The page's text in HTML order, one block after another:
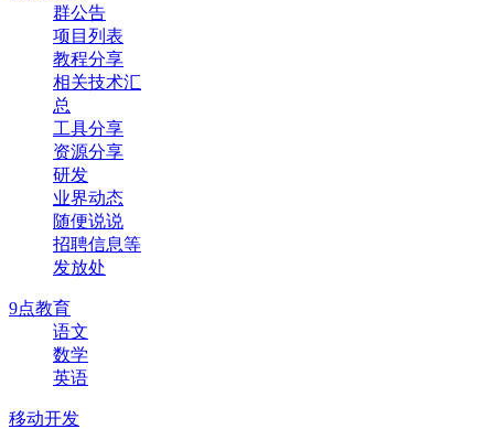
群公告
项目列表
教程分享
相关技术汇
总
工具分享
资源分享
研发
业界动态
随便说说
招聘信息等
发放处
9点教育
语文
数学
英语
移动开发